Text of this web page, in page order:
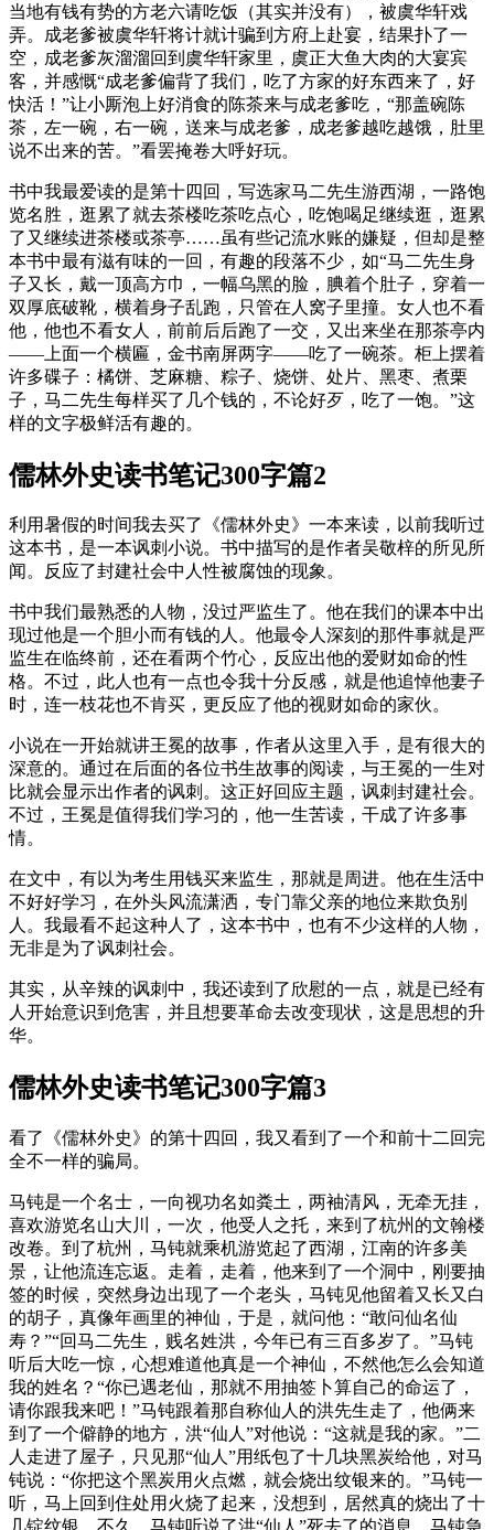
当地有钱有势的方老六请吃饭（其实并没有），被虞华轩戏
弄。成老爹被虞华轩将计就计骗到方府上赴宴，结果扑了一
空，成老爹灰溜溜回到虞华轩家里，虞正大鱼大肉的大宴宾
客，并感慨“成老爹偏背了我们，吃了方家的好东西来了，好
快活！”让小厮泡上好消食的陈茶来与成老爹吃，“那盖碗陈
茶，左一碗，右一碗，送来与成老爹，成老爹越吃越饿，肚里
说不出来的苦。”看罢掩卷大呼好玩。
书中我最爱读的是第十四回，写选家马二先生游西湖，一路饱
览名胜，逛累了就去茶楼吃茶吃点心，吃饱喝足继续逛，逛累
了又继续进茶楼或茶亭……虽有些记流水账的嫌疑，但却是整
本书中最有滋有味的一回，有趣的段落不少，如“马二先生身
子又长，戴一顶高方巾，一幅乌黑的脸，腆着个肚子，穿着一
双厚底破靴，横着身子乱跑，只管在人窝子里撞。女人也不看
他，他也不看女人，前前后后跑了一交，又出来坐在那茶亭内
——上面一个横匾，金书南屏两字——吃了一碗茶。柜上摆着
许多碟子：橘饼、芝麻糖、粽子、烧饼、处片、黑枣、煮栗
子，马二先生每样买了几个钱的，不论好歹，吃了一饱。”这
样的文字极鲜活有趣的。
儒林外史读书笔记300字篇2
利用暑假的时间我去买了《儒林外史》一本来读，以前我听过
这本书，是一本讽刺小说。书中描写的是作者吴敬梓的所见所
闻。反应了封建社会中人性被腐蚀的现象。
书中我们最熟悉的人物，没过严监生了。他在我们的课本中出
现过他是一个胆小而有钱的人。他最令人深刻的那件事就是严
监生在临终前，还在看两个竹心，反应出他的爱财如命的性
格。不过，此人也有一点也令我十分反感，就是他追悼他妻子
时，连一枝花也不肯买，更反应了他的视财如命的家伙。
小说在一开始就讲王冕的故事，作者从这里入手，是有很大的
深意的。通过在后面的各位书生故事的阅读，与王冕的一生对
比就会显示出作者的讽刺。这正好回应主题，讽刺封建社会。
不过，王冕是值得我们学习的，他一生苦读，干成了许多事
情。
在文中，有以为考生用钱买来监生，那就是周进。他在生活中
不好好学习，在外头风流潇洒，专门靠父亲的地位来欺负别
人。我最看不起这种人了，这本书中，也有不少这样的人物，
无非是为了讽刺社会。
其实，从辛辣的讽刺中，我还读到了欣慰的一点，就是已经有
人开始意识到危害，并且想要革命去改变现状，这是思想的升
华。
儒林外史读书笔记300字篇3
看了《儒林外史》的第十四回，我又看到了一个和前十二回完
全不一样的骗局。
马钝是一个名士，一向视功名如粪土，两袖清风，无牵无挂，
喜欢游览名山大川，一次，他受人之托，来到了杭州的文翰楼
改卷。到了杭州，马钝就乘机游览起了西湖，江南的许多美
景，让他流连忘返。走着，走着，他来到了一个洞中，刚要抽
签的时候，突然身边出现了一个老头，马钝见他留着又长又白
的胡子，真像年画里的神仙，于是，就问他：“敢问仙名仙
寿？”“回马二先生，贱名姓洪，今年已有三百多岁了。”马钝
听后大吃一惊，心想难道他真是一个神仙，不然他怎么会知道
我的姓名？“你已遇老仙，那就不用抽签卜算自己的命运了，
请你跟我来吧！”马钝跟着那自称仙人的洪先生走了，他俩来
到了一个僻静的地方，洪“仙人”对他说：“这就是我的家。”二
人走进了屋子，只见那“仙人”用纸包了十几块黑炭给他，对马
钝说：“你把这个黑炭用火点燃，就会烧出纹银来的。”马钝一
听，马上回到住处用火烧了起来，没想到，居然真的烧出了十